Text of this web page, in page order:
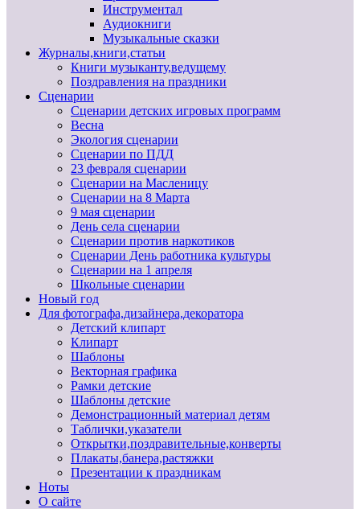
Инструментал
Аудиокниги
Музыкальные сказки
Журналы,книги,статьи
Книги музыканту,ведущему
Поздравления на праздники
Сценарии
Сценарии детских игровых программ
Весна
Экология сценарии
Сценарии по ПДД
23 февраля сценарии
Сценарии на Масленицу
Сценарии на 8 Марта
9 мая сценарии
День села сценарии
Сценарии против наркотиков
Сценарии День работника культуры
Сценарии на 1 апреля
Школьные сценарии
Новый год
Для фотографа,дизайнера,декоратора
Детский клипарт
Клипарт
Шаблоны
Векторная графика
Рамки детские
Шаблоны детские
Демонстрационный материал детям
Таблички,указатели
Открытки,поздравительные,конверты
Плакаты,банера,растяжки
Презентации к праздникам
Ноты
О сайте